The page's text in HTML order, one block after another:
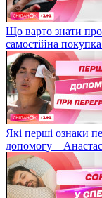
Що варто знати
самостійна покупка
Які перші ознаки
допомогу –